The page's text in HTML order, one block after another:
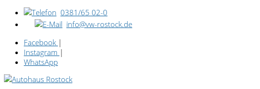
0381/65 02-0
info@vw-rostock.de
Facebook |
Instagram |
WhatsApp